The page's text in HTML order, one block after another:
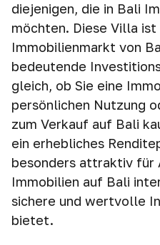
diejenigen, die in Bali
möchten. Diese Villa
Immobilienmarkt von
bedeutende
gleich, ob Sie eine
persönlichen Nutzung
zum Verkauf auf Bali
ein erhebliches
besonders attraktiv für
Immobilien auf Bali
sichere und wertvolle
bietet.